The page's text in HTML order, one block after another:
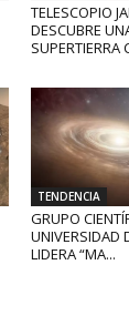
TELESCOPIO
DESCUBRE
SUPERTIERRA
TENDENCIA
GRUPO
UNIVERSIDAD
LIDERA “MA...